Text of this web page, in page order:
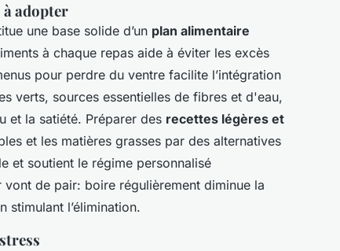
adopter
une base solide d’un plan alimentaire
à chaque repas aide à éviter les excès
pour perdre du ventre facilite l’intégration
verts, sources essentielles de fibres et d'eau,
et la satiété. Préparer des recettes légères et
et les matières grasses par des alternatives
et soutient le régime personnalisé
vont de pair: boire régulièrement diminue la
stimulant l’élimination.